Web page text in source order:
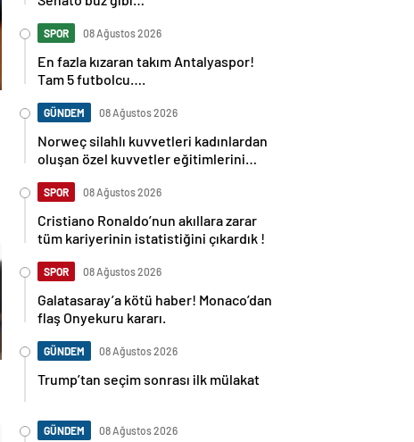
SPOR 08 Ağustos 2026
En fazla kızaran takım Antalyaspor!
Tam 5 futbolcu….
GÜNDEM 08 Ağustos 2026
Norweç silahlı kuvvetleri kadınlardan
oluşan özel kuvvetler eğitimlerini
SPOR 08 Ağustos 2026
Cristiano Ronaldo’nun akıllara zarar
tüm kariyerinin istatistiğini çıkardık !
SPOR 08 Ağustos 2026
Galatasaray’a kötü haber! Monaco’dan
flaş Onyekuru kararı.
GÜNDEM 08 Ağustos 2026
Trump’tan seçim sonrası ilk mülakat
GÜNDEM 08 Ağustos 2026